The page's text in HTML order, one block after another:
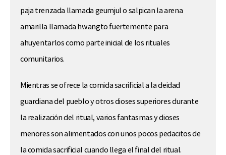
paja trenzada llamada geumjul o salpican la arena
amarilla llamada hwangto fuertemente para
ahuyentarlos como parte inicial de los rituales
comunitarios.
Mientras se ofrece la comida sacrificial a la deidad
guardiana del pueblo y otros dioses superiores durante
la realización del ritual, varios fantasmas y dioses
menores son alimentados con unos pocos pedacitos de
la comida sacrificial cuando llega el final del ritual.